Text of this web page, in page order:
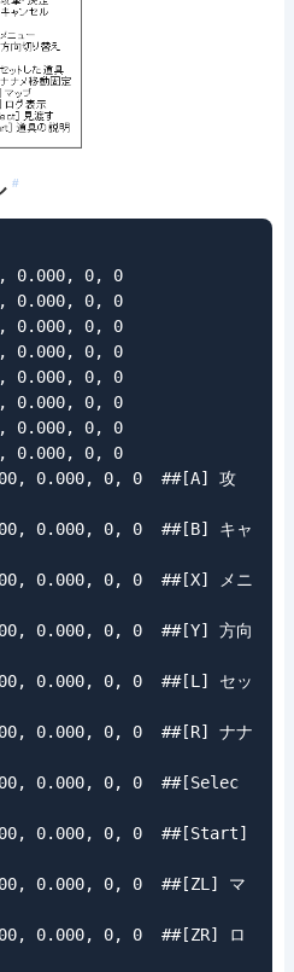
#
0.000, 0, 0
0.000, 0, 0
0.000, 0, 0
0.000, 0, 0
0.000, 0, 0
0.000, 0, 0
0.000, 0, 0
0.000, 0, 0
0.000, 0, 0  ##[A] 攻
0.000, 0, 0  ##[B] キャ
0.000, 0, 0  ##[X] メニ
0.000, 0, 0  ##[Y] 方向
0.000, 0, 0  ##[L] セッ
0.000, 0, 0  ##[R] ナナ
0.000, 0, 0  ##[Selec
0.000, 0, 0  ##[Start]
0.000, 0, 0  ##[ZL] マ
0.000, 0, 0  ##[ZR] ロ